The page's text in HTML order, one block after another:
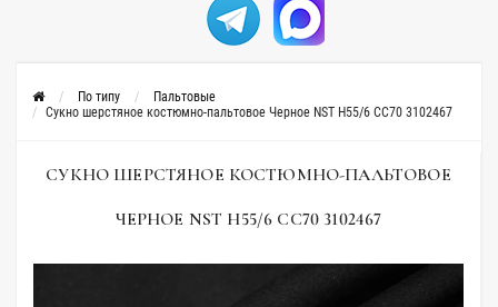
По типу
Пальтовые
Сукно шерстяное костюмно-пальтовое Черное NST H55/6 CC70 3102467
СУКНО ШЕРСТЯНОЕ КОСТЮМНО-ПАЛЬТОВОЕ
ЧЕРНОЕ NST H55/6 CC70 3102467